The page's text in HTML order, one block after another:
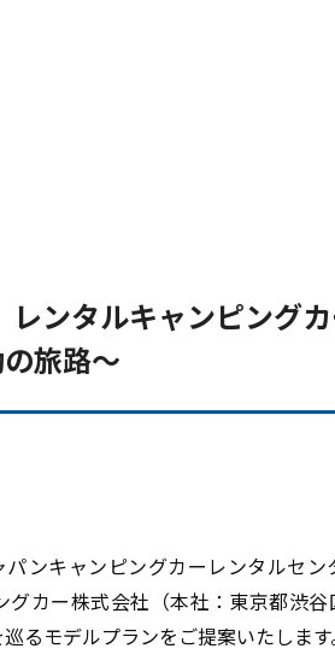
ンタルキャンピング
旅路～
ンキャンピングカーレンタルセン
グカー株式会社（本社：東京都渋
るモデルプランをご提案いたします